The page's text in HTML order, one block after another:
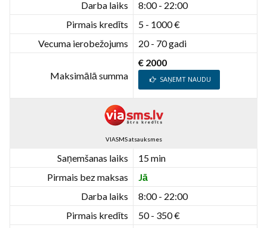
Darba laiks
8:00 - 22:00
Pirmais kredīts
5 - 1000 €
Vecuma ierobežojums
20 - 70 gadi
Maksimālā summa
€ 2000
SAŅEMT NAUDU
VIASMS atsauksmes
Saņemšanas laiks
15 min
Pirmais bez maksas
Jā
Darba laiks
8:00 - 22:00
Pirmais kredīts
50 - 350 €